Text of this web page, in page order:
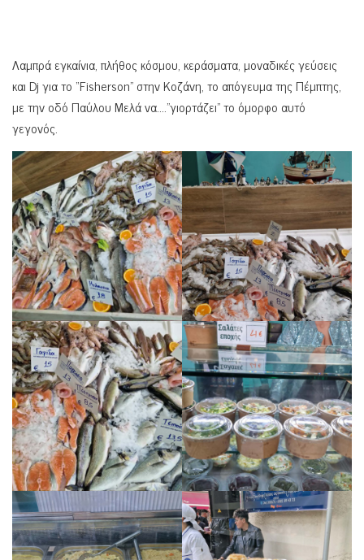
Λαμπρά εγκαίνια, πλήθος κόσμου, κεράσματα, μοναδικές γεύσεις
και Dj για το “Fisherson” στην Κοζάνη, το απόγευμα της Πέμπτης,
με την οδό Παύλου Μελά να….”γιορτάζει” το όμορφο αυτό
γεγονός.